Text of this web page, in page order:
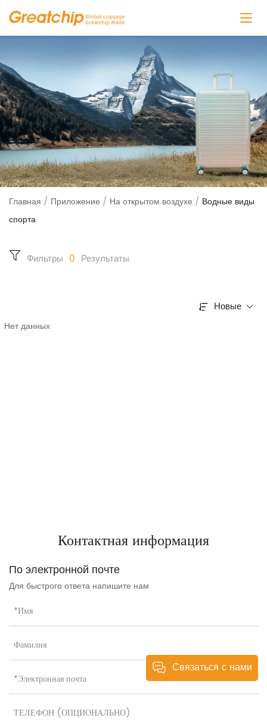
Главная / Приложение / На открытом воздухе / Водные виды
спорта
Фильтры 0 Результаты
Новые
Нет данных
Контактная информация
По электронной почте
Для быстрого ответа напишите нам
Связаться с нами